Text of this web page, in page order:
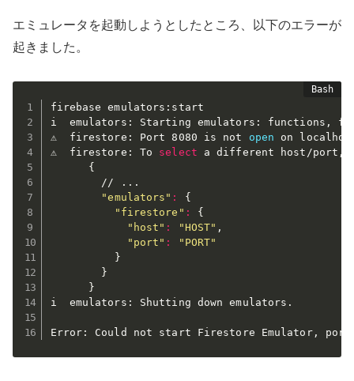
エミュレータを起動しようとしたところ、以下のエラーが
起きました。
firebase emulators:start
i  emulators: Starting emulators: functions,
⚠  firestore: Port 8080 is not open on
⚠  firestore: To select a different host/port,
{
        //
.. .
"emulators" :
{
"firestore" :
{
"host" : "HOST" ,
"port" :
"PORT"
}
}
}
i  emulators: Shutting down emulators.